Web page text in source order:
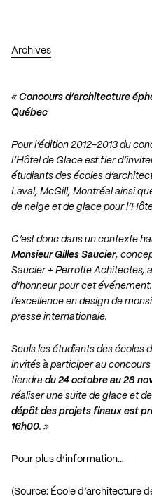
Archives
« Concours d’architecture
Québec
Pour l’édition 2012-2013 du
l’Hôtel de Glace est fier
étudiants des écoles
Laval, McGill, Montréal ainsi
de neige et de glace pour
C’est donc dans un contexte
Monsieur Gilles Saucier,
Saucier + Perrotte Achitectes,
d’honneur pour cet
l’excellence en design de
presse internationale.
Seuls les étudiants des écoles
invités à participer au
tiendra du 24 octobre au 28
réaliser une suite de glace et
dépôt des projets finaux est
16h00. »
Pour plus d’information…
(Source: École d’architecture